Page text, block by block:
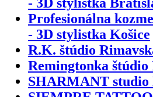
Profesionálna
- 3D stylistka Košice
R.K. štúdio
Remingtonka
SHARMANT studio